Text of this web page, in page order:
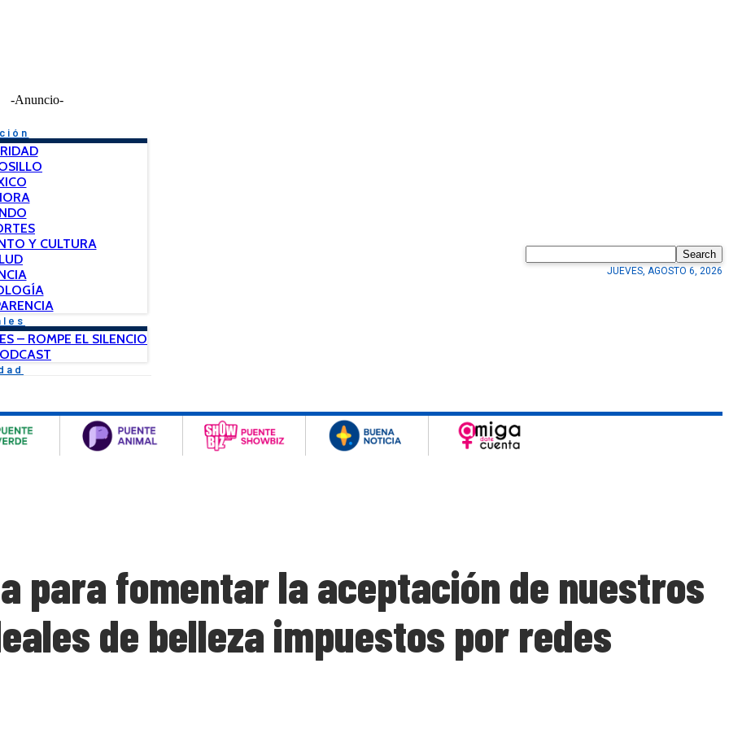
-Anuncio-
Y CULTURA
– ROMPE EL SILENCIO
Search
JUEVES, AGOSTO 6, 2026
para fomentar la aceptación de nuestros
de belleza impuestos por redes